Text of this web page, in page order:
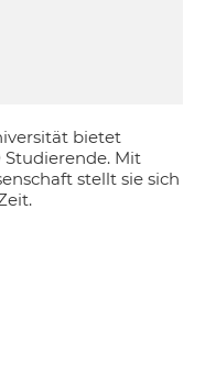
bietet
Mit
stellt sie sich